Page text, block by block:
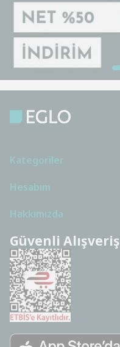
Kategoriler
Hesabım
Hakkımızda
Güvenli Alışveriş